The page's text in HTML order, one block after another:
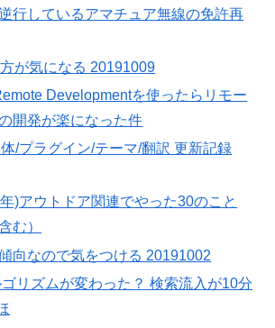
行しているアマチュア無線の免許再
が気になる 20191009
Developmentを使ったらリモー
開発が楽になった件
/プラグイン/テーマ/翻訳 更新記録
)アウトドア関連でやった30のこと
む）
向なので気をつける 20191002
リズムが変わった？ 検索流入が10分